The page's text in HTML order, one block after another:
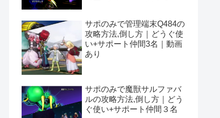
サポのみで管理端末Q484の
攻略方法,倒し方｜どうぐ使
い+サポート仲間3名｜動画
あり
サポのみで魔獣サルファバ
ルの攻略方法,倒し方｜どう
ぐ使い+サポート仲間３名